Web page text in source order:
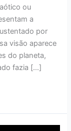
ou
a
por
visão aparece
do planeta,
fazia […]